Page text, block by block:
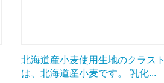
北海道産小麦使用生地のクラスト
は、北海道産小麦です。 乳化...